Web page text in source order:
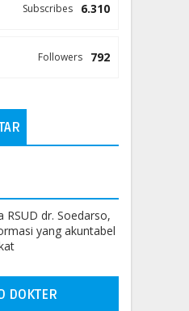
6.310
Subscribes
792
Followers
RSUD dr. Soedarso,
yang akuntabel
DOKTER